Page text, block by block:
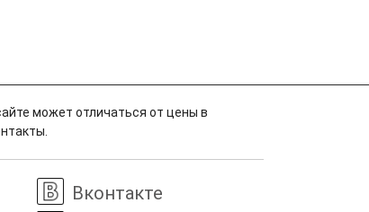
может отличаться от цены в
Вконтакте